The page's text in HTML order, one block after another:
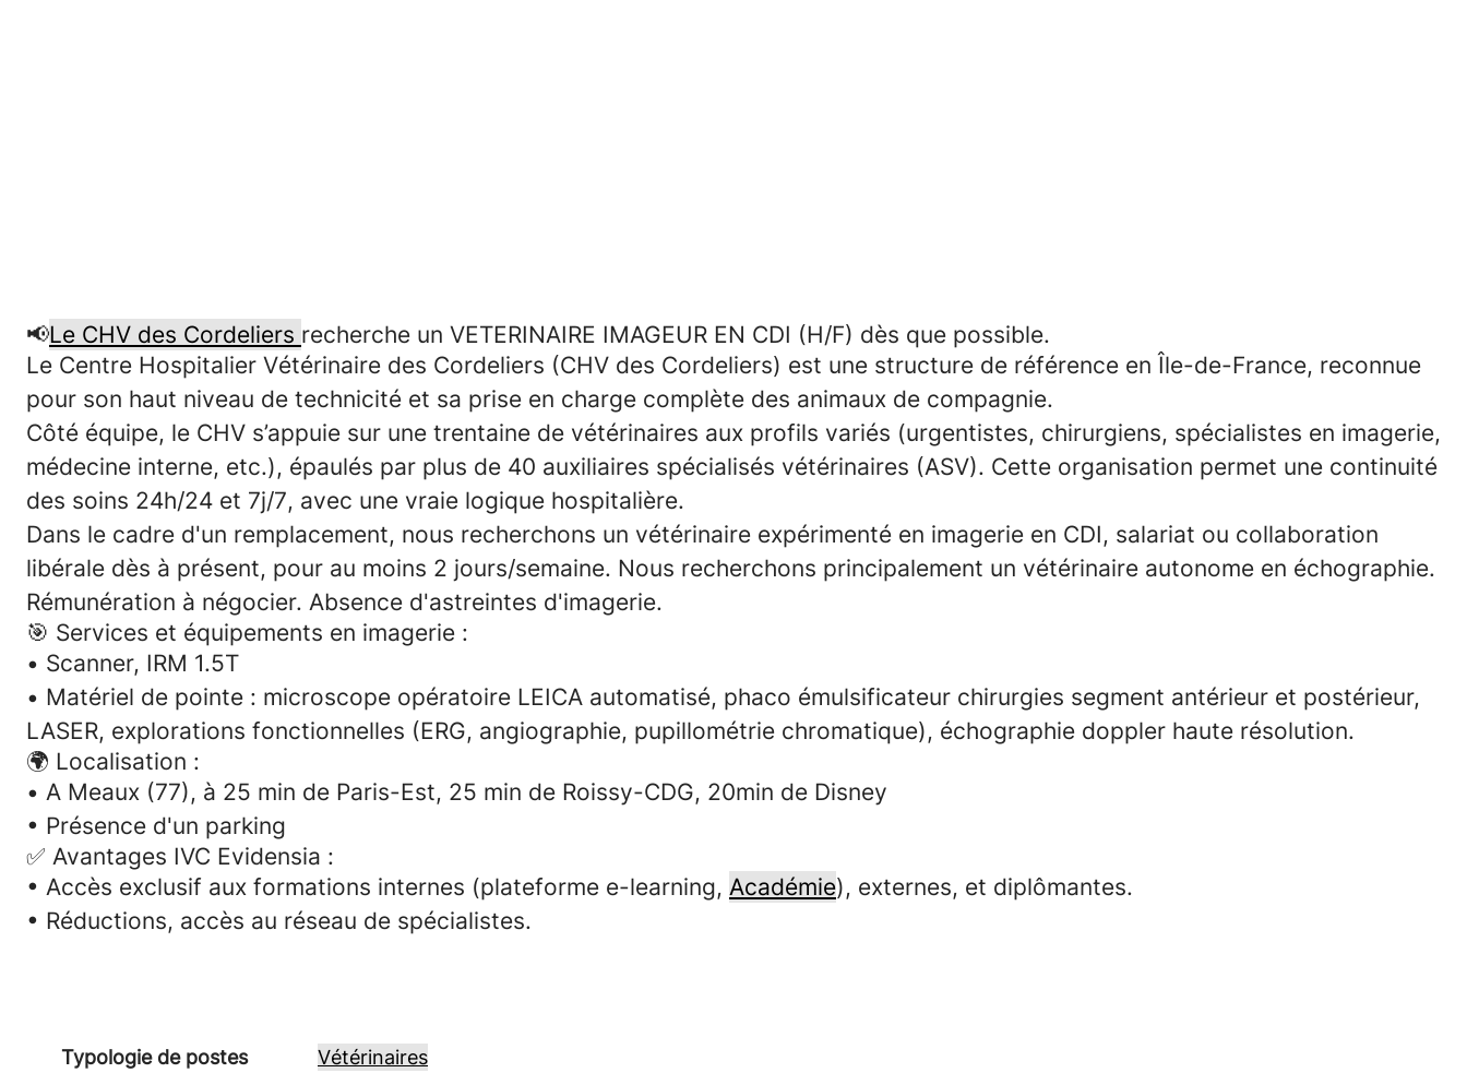
📢Le CHV des Cordeliers recherche un VETERINAIRE IMAGEUR EN CDI (H/F) dès que possible.
Le Centre Hospitalier Vétérinaire des Cordeliers (CHV des Cordeliers) est une structure de référence en Île-de-France, reconnue
pour son haut niveau de technicité et sa prise en charge complète des animaux de compagnie.
Côté équipe, le CHV s’appuie sur une trentaine de vétérinaires aux profils variés (urgentistes, chirurgiens, spécialistes en imagerie,
médecine interne, etc.), épaulés par plus de 40 auxiliaires spécialisés vétérinaires (ASV). Cette organisation permet une continuité
des soins 24h/24 et 7j/7, avec une vraie logique hospitalière.
Dans le cadre d'un remplacement, nous recherchons un vétérinaire expérimenté en imagerie en CDI, salariat ou collaboration
libérale dès à présent, pour au moins 2 jours/semaine. Nous recherchons principalement un vétérinaire autonome en échographie.
Rémunération à négocier. Absence d'astreintes d'imagerie.
🎯 Services et équipements en imagerie :
• Scanner, IRM 1.5T
• Matériel de pointe : microscope opératoire LEICA automatisé, phaco émulsificateur chirurgies segment antérieur et postérieur,
LASER, explorations fonctionnelles (ERG, angiographie, pupillométrie chromatique), échographie doppler haute résolution.
🌍 Localisation :
• A Meaux (77), à 25 min de Paris-Est, 25 min de Roissy-CDG, 20min de Disney
• Présence d'un parking
✅ Avantages IVC Evidensia :
• Accès exclusif aux formations internes (plateforme e-learning, Académie), externes, et diplômantes.
• Réductions, accès au réseau de spécialistes.
Typologie de postes Vétérinaires